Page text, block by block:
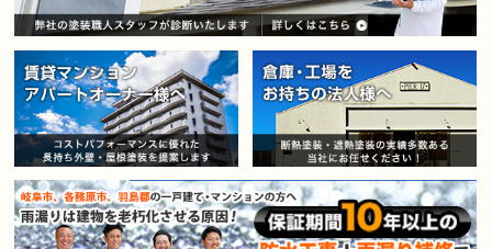
賃貸マンション・アパートオー